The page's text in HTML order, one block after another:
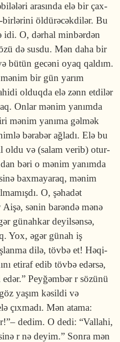
ara­sın­da elə bir çax­
birlərini öldürəcək­di­lər. Bu
idi. O, dərhal minbərdən
də susdu. Mən daha bir
bütün gecəni oyaq qal­dım.
bir gün yarım
olduqda elə zənn etdilər
Onlar mə­nim yanımda
mənim yanıma gəlmək
bərabər ağladı. Elə bu
ol­du və (salam verib) otur­
bəri o mənim yanım­da
baxmaya­raq, mənim
O, şəhadət
sənin barəndə mənə
günah­kar deyilsənsə,
Yox, əgər günah iş
dilə, tövbə et! Həqi­
etiraf edib tövbə edərsə,
Peyğəmbər r sözünü
ya­şım kə­sildi və
çıxmadı. Mən atama:
dedim. O dedi: “Vallahi,
r nə deyim.” Sonra mən